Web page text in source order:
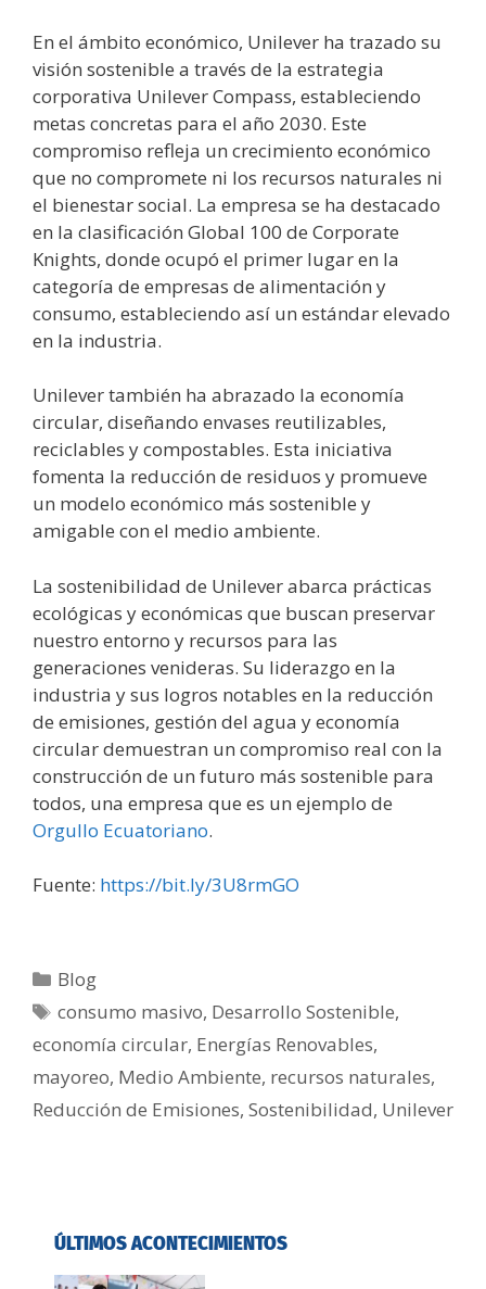
En el ámbito económico, Unilever ha trazado su
visión sostenible a través de la estrategia
corporativa Unilever Compass, estableciendo
metas concretas para el año 2030. Este
compromiso refleja un crecimiento económico
que no compromete ni los recursos naturales ni
el bienestar social. La empresa se ha destacado
en la clasificación Global 100 de Corporate
Knights, donde ocupó el primer lugar en la
categoría de empresas de alimentación y
consumo, estableciendo así un estándar elevado
en la industria.
Unilever también ha abrazado la economía
circular, diseñando envases reutilizables,
reciclables y compostables. Esta iniciativa
fomenta la reducción de residuos y promueve
un modelo económico más sostenible y
amigable con el medio ambiente.
La sostenibilidad de Unilever abarca prácticas
ecológicas y económicas que buscan preservar
nuestro entorno y recursos para las
generaciones venideras. Su liderazgo en la
industria y sus logros notables en la reducción
de emisiones, gestión del agua y economía
circular demuestran un compromiso real con la
construcción de un futuro más sostenible para
todos, una empresa que es un ejemplo de
Orgullo Ecuatoriano.
Fuente: https://bit.ly/3U8rmGO
Blog
consumo masivo, Desarrollo Sostenible,
economía circular, Energías Renovables,
mayoreo, Medio Ambiente, recursos naturales,
Reducción de Emisiones, Sostenibilidad, Unilever
ÚLTIMOS ACONTECIMIENTOS